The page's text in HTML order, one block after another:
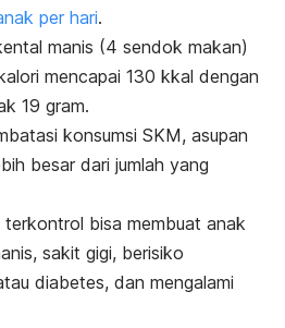
per hari.
manis (4 sendok makan)
mencapai 130 kkal dengan
19 gram.
konsumsi SKM, asupan
besar dari jumlah yang
bisa membuat anak
sakit gigi, berisiko
diabetes, dan mengalami